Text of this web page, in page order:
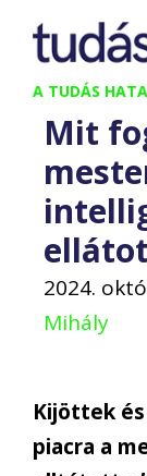
Kilépés
tartalomba
A TUDÁS
Mit
2024.
Mihály
Kijöttek
piacra a